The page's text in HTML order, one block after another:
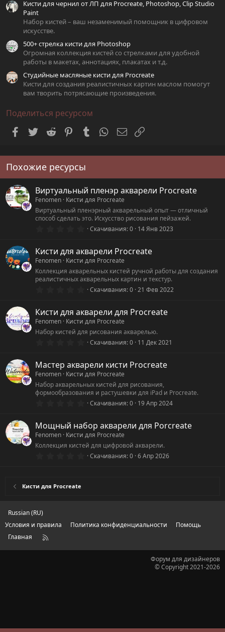
Кисти для чернил от ЛП для Procreate, Photoshop, Clip Studio
Paint
Набор кистей – ваш незаменимый помощник в цифровом
искусстве.
500+ стрелка кисти для Photoshop
Огромная коллекция кистей со стрелками для удобной
работы в макетах, аннотациях, плакатах и т.д.
Студийные масляные кисти для Procreate
Кисти для создания реалистичных картин маслом помогут
вам творить потрясающие произведения.
Поделиться ресурсом
Facebook
Twitter Reddit PinterestTumblrWhatsAppЭлектронная почта
Похожие ресурсы
Виртуальный пленэр акварели Procreate
Fenomen Кисти для Procreate
Виртуальный пленэрный акварельный опыт — отличный
способ сделать это. Искусство рисования пейзажей.
0
0
з
в
ё
з
Скачивания 0 14 Янв 2023
Кисти для акварели Procreate
Fenomen Кисти для Procreate
Коллекция акварельных кистей ручной работы для создания
реалистичных акварельных картин и текстур.
0
0
з
в
ё
д
Скачивания 0 21 Фев 2022
Кисти для акварели для Procreate
Fenomen Кисти для Procreate
Набор кистей для рисования акварелью.
0
0
з
в
ё
з
Скачивания 0 11 Дек 2021
Мастер акварели кисти Procreate
Fenomen Кисти для Procreate
Набор акварельных кистей для рисования,
формообразования и растушевки для iPad и Procreate.
0
0
з
в
ё
д
Скачивания 0 19 Апр 2024
Мощный набор акварели для Porcreate
Fenomen Кисти для Procreate
Коллекция кистей для цифровой акварели.
0Скачивания 0 6 Апр 2026
Кисти для Procreate
Russian (RU)
Условия и правила
Политика конфиденциальности
Помощь
Главная
R
Форум для дизайнеров
© Copyright 2021-2026